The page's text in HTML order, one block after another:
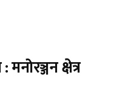
क्षेत्र